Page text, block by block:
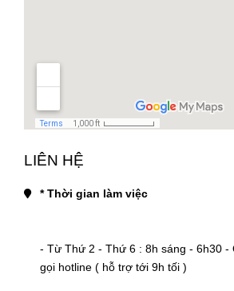
LIÊN HỆ
* Thời gian làm việc
- Từ Thứ 2 - Thứ 6 : 8h sáng - 6h30 -
gọi hotline ( hỗ trợ tới 9h tối )